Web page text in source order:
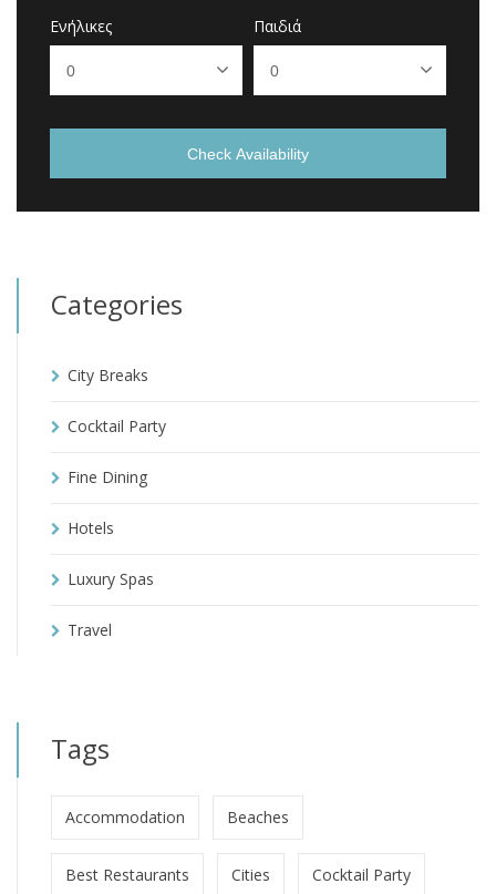
Ενήλικες Παιδιά
Check Availability
Categories
City Breaks
Cocktail Party
Fine Dining
Hotels
Luxury Spas
Travel
Tags
Accommodation Beaches
Best Restaurants Cities Cocktail Party